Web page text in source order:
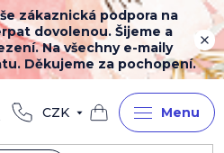
zákaznická podpora na
dovolenou. Šijeme a
Na všechny e-maily
Děkujeme za pochopení.
CZK
Nákupní
košík